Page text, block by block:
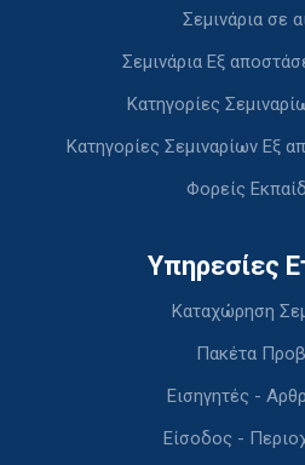
Σεμινάρια σε
Σεμινάρια Εξ
Κατηγορίες
Κατηγορίες Σεμιναρίων Εξ
Φορείς
Υπηρεσίες
Καταχώρηση
Πακέτα
Εισηγητές -
Είσοδος -